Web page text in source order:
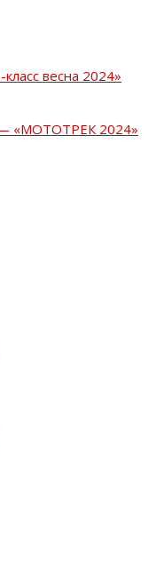
весна 2024»
— «МОТОТРЕК 2024»